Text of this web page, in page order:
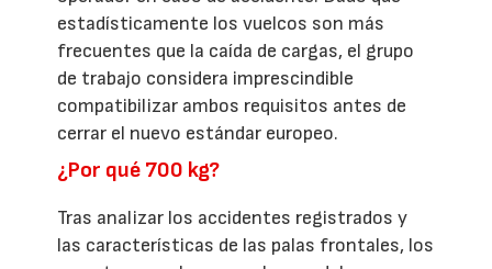
estadísticamente los vuelcos son más
frecuentes que la caída de cargas, el grupo
de trabajo considera imprescindible
compatibilizar ambos requisitos antes de
cerrar el nuevo estándar europeo.
¿Por qué 700 kg?
Tras analizar los accidentes registrados y
las características de las palas frontales, los